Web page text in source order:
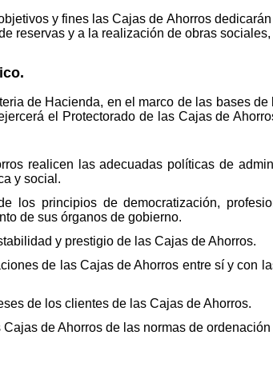
y fines las Cajas de Ahorros
reservas y a la realización de obras
de Hacienda, en el marco de las bases
el Protectorado de las Cajas de
realicen las adecuadas políticas de
y social.
los principios de democratización,
de sus órganos de gobierno.
y prestigio de las Cajas de Ahorros.
de las Cajas de Ahorros entre sí y con
de los clientes de las Cajas de Ahorros.
de Ahorros de las normas de